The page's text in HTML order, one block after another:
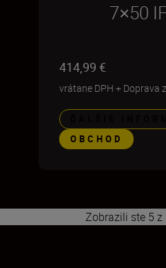
7×50
414,99 €
vrátane DPH + Doprava
OBCHOD
Zobrazili ste 5